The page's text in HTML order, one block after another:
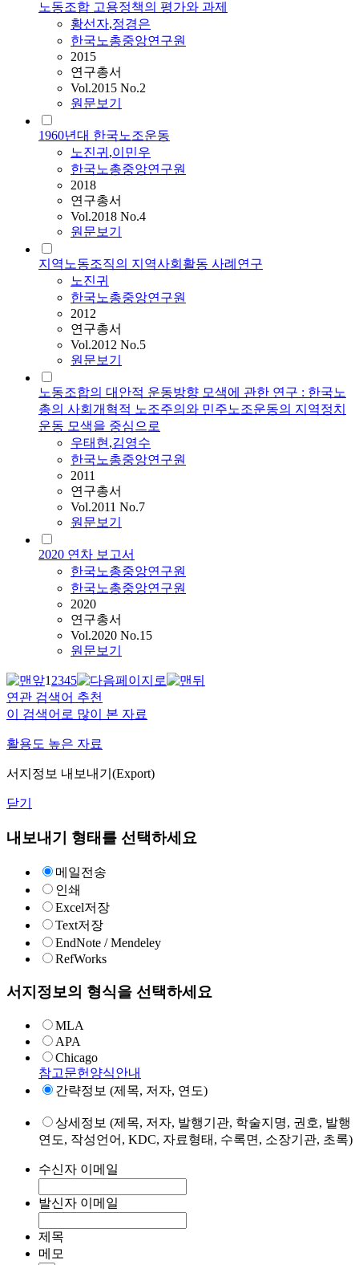
노동조합 고용정책의 평가와 과제
황선자,정경은
한국노총중앙연구원
2015
연구총서
Vol.2015 No.2
원문보기
1960년대 한국노조운동
노진귀 ,이민우
한국노총중앙연구원
2018
연구총서
Vol.2018 No.4
원문보기
지역노동조직의 지역사회활동 사례연구
노진귀
한국노총중앙연구원
2012
연구총서
Vol.2012 No.5
원문보기
노동조합의 대안적 운동방향 모색에 관한 연구 : 한국노
총의 사회개혁적 노조주의와 민주노조운동의 지역정치
운동 모색을 중심으로
우태현,김영수
한국노총중앙연구원
2011
연구총서
Vol.2011 No.7
원문보기
2020 연차 보고서
한국노총중앙연구원
한국노총중앙연구원
2020
연구총서
Vol.2020 No.15
원문보기
12345
연관 검색어 추천
이 검색어로 많이 본 자료
활용도 높은 자료
서지정보 내보내기(Export)
닫기
내보내기 형태를 선택하세요
메일전송
인쇄
Excel저장
Text저장
EndNote / Mendeley
RefWorks
서지정보의 형식을 선택하세요
MLA
APA
Chicago
참고문헌양식안내
간략정보 (제목, 저자, 연도)
상세정보 (제목, 저자, 발행기관, 학술지명, 권호, 발행
연도, 작성언어, KDC, 자료형태, 수록면, 소장기관, 초록)
수신자 이메일
발신자 이메일
제목
메모